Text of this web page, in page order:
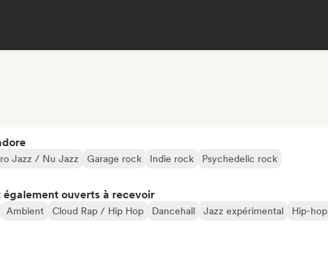
Jazz / Nu Jazz Garage rock Indie rock
Psychedelic rock
ouverts à recevoir
Ambient Cloud Rap / Hip Hop Dancehall Jazz expérimental
Hip-hop